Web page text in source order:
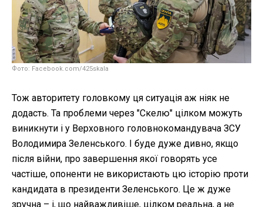
Фото: Facebook.com/425skala
Тож авторитету головкому ця ситуація аж ніяк не
додасть. Та проблеми через "Скелю" цілком можуть
виникнути і у Верховного головнокомандувача ЗСУ
Володимира Зеленського. І буде дуже дивно, якщо
після війни, про завершення якої говорять усе
частіше, опоненти не використають цю історію проти
кандидата в президенти Зеленського. Це ж дуже
зручна – і, що найважливіше, цілком реальна, а не